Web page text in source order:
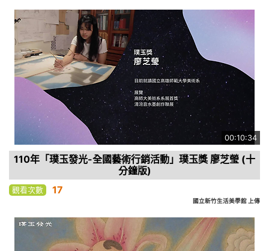
00:10:34
110年「璞玉發光-全國藝術行銷活動」璞玉獎 廖芝瑩 (十
分鐘版)
觀看次數 17
國立新竹生活美學館 上傳